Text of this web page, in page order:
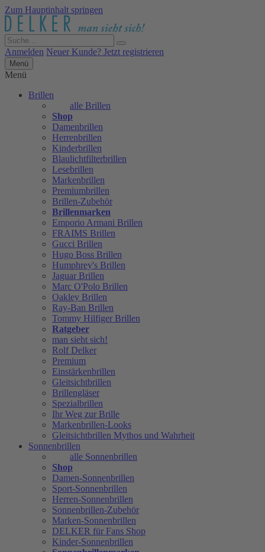
Zum Hauptinhalt springen
Anmelden Neuer Kunde? Jetzt registrieren
Menü
Menü
Brillen
alle Brillen
Shop
Damenbrillen
Herrenbrillen
Kinderbrillen
Blaulichtfilterbrillen
Lesebrillen
Markenbrillen
Premiumbrillen
Brillen-Zubehör
Brillenmarken
Emporio Armani Brillen
FRAIMS Brillen
Gucci Brillen
Hugo Boss Brillen
Humphrey's Brillen
Jaguar Brillen
Marc O'Polo Brillen
Oakley Brillen
Ray-Ban Brillen
Tommy Hilfiger Brillen
Ratgeber
man sieht sich!
Rolf Delker
Premium
Einstärkenbrillen
Gleitsichtbrillen
Brillengläser
Spezialbrillen
Ihr Weg zur Brille
Markenbrillen-Looks
Gleitsichtbrillen Mythos und Wahrheit
Sonnenbrillen
alle Sonnenbrillen
Shop
Damen-Sonnenbrillen
Sport-Sonnenbrillen
Herren-Sonnenbrillen
Sonnenbrillen-Zubehör
Marken-Sonnenbrillen
DELKER für Fans Shop
Kinder-Sonnenbrillen